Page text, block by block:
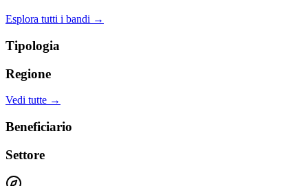
Esplora tutti i bandi →
Tipologia
Regione
Vedi tutte →
Beneficiario
Settore